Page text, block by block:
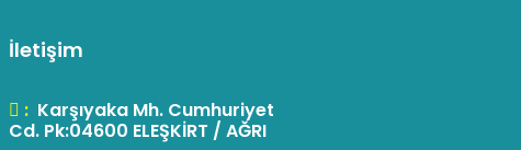
İletişim
: Karşıyaka Mh. Cumhuriyet
Cd. Pk:04600 ELEŞKİRT / AĞRI